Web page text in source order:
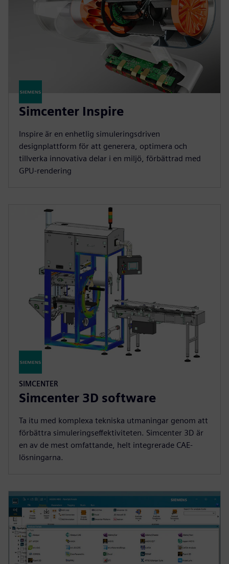
Simcenter Inspire
Inspire är en enhetlig simuleringsdriven
designplattform för att generera, optimera och
tillverka innovativa delar i en miljö, förbättrad med
GPU-rendering
SIMCENTER
Simcenter 3D software
Ta itu med komplexa tekniska utmaningar genom att
förbättra simuleringseffektiviteten. Simcenter 3D är
en av de mest omfattande, helt integrerade CAE-
lösningarna.